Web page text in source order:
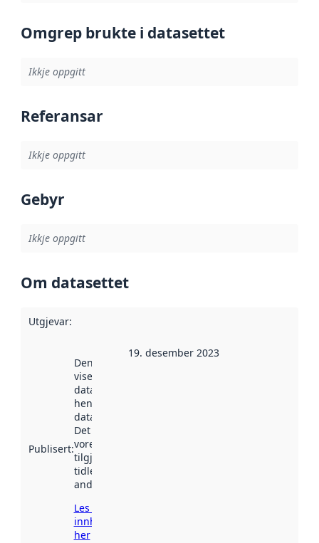
Omgrep brukte i datasettet
Ikkje oppgitt
Referansar
Ikkje oppgitt
Gebyr
Ikkje oppgitt
Om datasettet
Utgjevar:
Publisert:
Denne datoen
viser når
datasettet vart
henta inn av
data.norge.no.
Det kan ha
vore
tilgjengeleg
tidlegare
andre stader.
Les meir om
innhenting
her
19. desember 2023